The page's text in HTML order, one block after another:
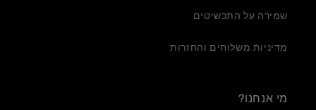
שמירה על התכשיטים
מדיניות משלוחים והחזרות
מי אנחנו?